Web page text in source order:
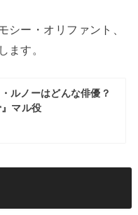
シー・オリファント、
ます。
ルノーはどんな俳優？
』マル役